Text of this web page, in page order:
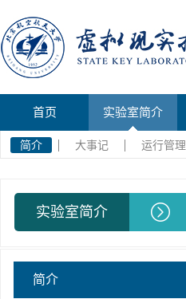
首页 实验室简介
简介 大事记 运行管理
实验室简介
简介